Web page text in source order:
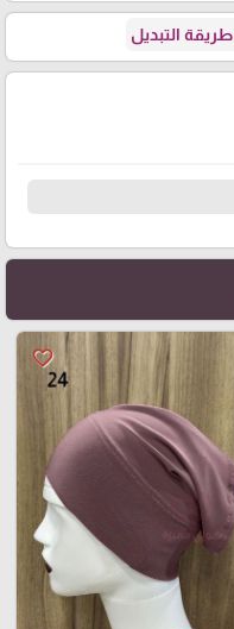
طريقة التبديل
favorite_border